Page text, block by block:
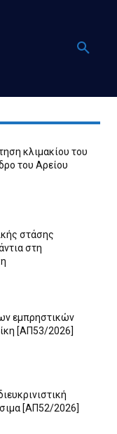
κλιμακίου του
του Αρείου
στάσης
στη
εμπρηστικών
[ΑΠ53/2026]
[ΑΠ52/2026]